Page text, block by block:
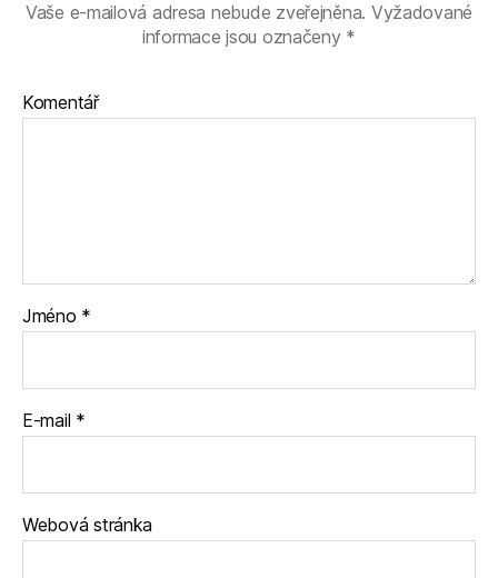
Vaše e-mailová adresa nebude zveřejněna. Vyžadované
informace jsou označeny *
Komentář
Jméno *
E-mail *
Webová stránka